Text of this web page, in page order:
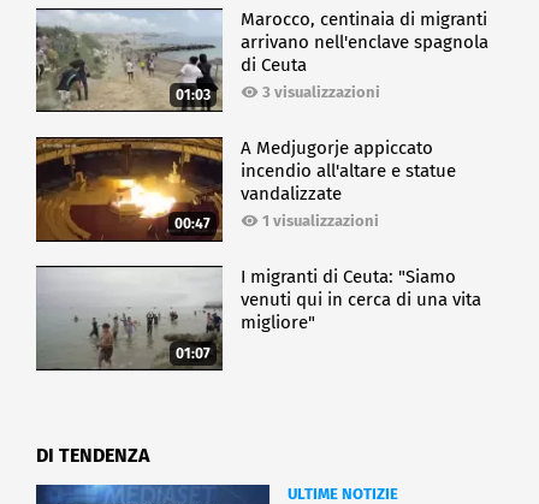
01:03
Marocco, centinaia di migranti
arrivano nell'enclave spagnola
di Ceuta
3 visualizzazioni
00:47
A Medjugorje appiccato
incendio all'altare e statue
vandalizzate
1 visualizzazioni
01:07
I migranti di Ceuta: "Siamo
venuti qui in cerca di una vita
migliore"
DI TENDENZA
ULTIME NOTIZIE